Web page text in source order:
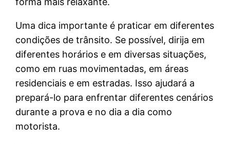
Uma dica importante é praticar em diferentes
condições de trânsito. Se possível, dirija em
diferentes horários e em diversas situações,
como em ruas movimentadas, em áreas
residenciais e em estradas. Isso ajudará a
prepará-lo para enfrentar diferentes cenários
durante a prova e no dia a dia como
motorista.